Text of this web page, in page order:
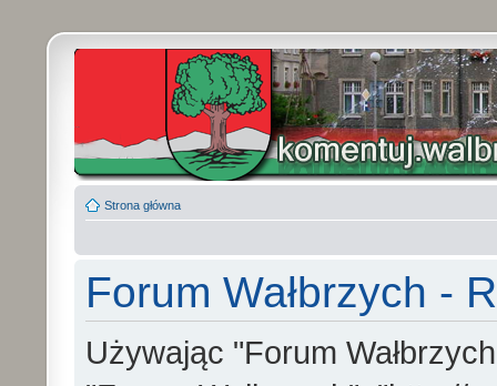
Strona główna
Forum Wałbrzych -
Używając "Forum